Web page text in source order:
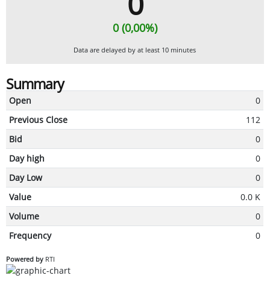
0 (0,00%)
Data are delayed by at least 10 minutes
Summary
Open
0
Previous Close
112
Bid
0
Day high
0
Day Low
0
Value
0.0 K
Volume
0
Frequency
0
Powered by RTI